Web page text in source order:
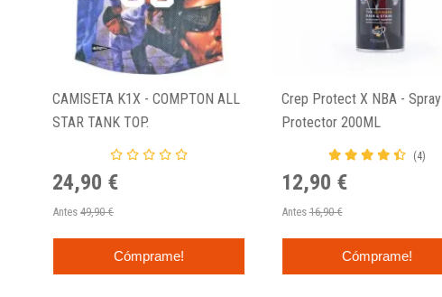
CAMISETA K1X - COMPTON ALL
STAR TANK TOP.
24,90 €
Antes 49,90 €
Cómprame!
Crep Protect X NBA - Spray
Protector 200ML
(4)
12,90 €
Antes 16,90 €
Cómprame!